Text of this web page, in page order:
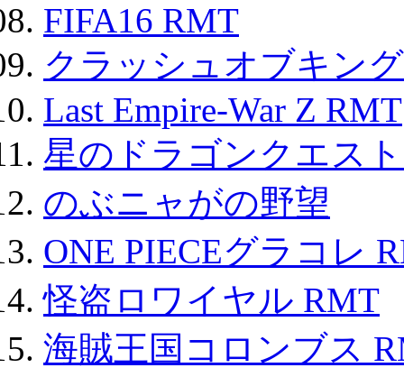
FIFA16 RMT
クラッシュオブキン
Last Empire-War Z RMT
星のドラゴンクエス
のぶニャがの野望
ONE PIECEグラコレ
怪盗ロワイヤル RMT
海賊王国コロンブス